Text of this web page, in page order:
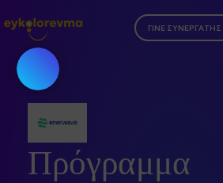
ΓΙΝΕ ΣΥΝΕΡΓΑΤΗΣ
Πρόγραμμα